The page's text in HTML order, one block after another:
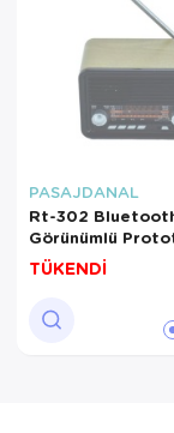
PASAJDANAL
Rt-302
Görünümlü
Radyo Usb/sd
Sistemi Müzik
TÜKENDİ